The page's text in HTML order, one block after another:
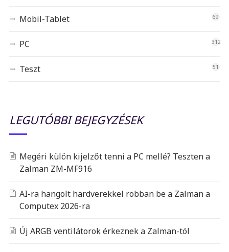
Mobil-Tablet 69
PC 312
Teszt 51
LEGUTÓBBI BEJEGYZÉSEK
Megéri külön kijelzőt tenni a PC mellé? Teszten a
Zalman ZM-MF916
AI-ra hangolt hardverekkel robban be a Zalman a
Computex 2026-ra
Új ARGB ventilátorok érkeznek a Zalman-tól